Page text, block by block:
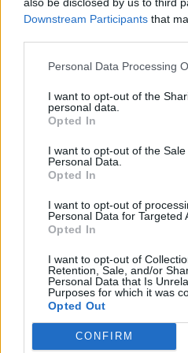
Downstream Participants that
Personal Data Processing
I want to opt-out of the
personal data.
Opted In
I want to opt-out of the
Personal Data.
Opted In
I want to opt-out of
Personal Data for Targeted
Opted In
I want to opt-out of
Retention, Sale, and/or
Personal Data that Is
Purposes for which it was
Opted Out
CONFIRM
18 Lamine Doukar
Luca Floris
VISUALIZZA